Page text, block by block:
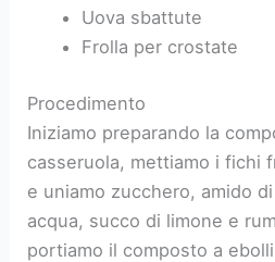
Uova sbattute
Frolla per crostate
Procedimento
Iniziamo preparando la
casseruola, mettiamo i fichi
e uniamo zucchero, amido
acqua, succo di limone e
portiamo il composto a